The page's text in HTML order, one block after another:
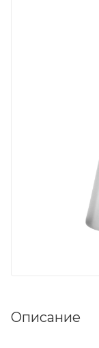
Описание